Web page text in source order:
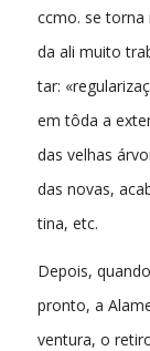
ccmo. se torna
da ali muito
tar:
em tôda a
das velhas
das novas,
tina, etc.
Depois,
pronto, a
ventura, o